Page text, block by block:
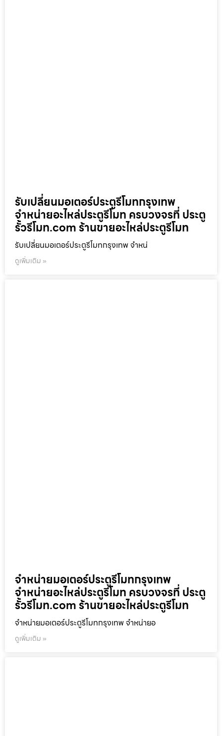
รับเปลี่ยนมอเตอร์ประตูรีโมทกรุงเทพ
จำหน่ายอะไหล่ประตูรีโมท ครบวงจรที่ ประตู
รั้วรีโมท.com ร้านขายอะไหล่ประตูรีโมท
รับเปลี่ยนมอเตอร์ประตูรีโมทกรุงเทพ จำหน่
ดูเพิ่มเติม »
จำหน่ายมอเตอร์ประตูรีโมทกรุงเทพ
จำหน่ายอะไหล่ประตูรีโมท ครบวงจรที่ ประตู
รั้วรีโมท.com ร้านขายอะไหล่ประตูรีโมท
จำหน่ายมอเตอร์ประตูรีโมทกรุงเทพ จำหน่ายอ
ดูเพิ่มเติม »